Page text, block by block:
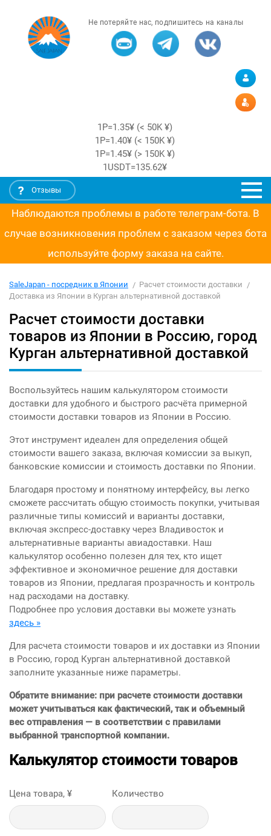
Не потеряйте нас, подпишитесь на каналы
1Р=1.35¥ (< 50K ¥)
1Р=1.40¥ (< 150K ¥)
1Р=1.45¥ (> 150K ¥)
1USDT=135.62¥
Отзывы
Наблюдаются проблемы в работе телеграм-бота. В
случае возникновения проблем с заказом через бота
используйте форму заказа на сайте.
SaleJapan - посредник в Японии
Расчет стоимости доставки
Доставка из Японии в Курган альтернативной доставкой
Расчет стоимости доставки
товаров из Японии в Россию, город
Курган альтернативной доставкой
Воспользуйтесь нашим калькулятором стоимости
доставки для удобного и быстрого расчёта примерной
стоимости доставки товаров из Японии в Россию.
Этот инструмент идеален для определения общей
стоимости вашего заказа, включая комиссии за выкуп,
банковские комиссии и стоимость доставки по Японии.
Благодаря простому и понятному интерфейсу, вы легко
сможете рассчитать общую стоимость покупки, учитывая
различные типы комиссий и варианты доставки,
включая экспресс-доставку через Владивосток и
альтернативные варианты авиадоставки. Наш
калькулятор особенно полезен для тех, кто ищет
эффективное и экономичное решение для доставки
товаров из Японии, предлагая прозрачность и контроль
над расходами на доставку.
Подробнее про условия доставки вы можете узнать
здесь »
Для расчета стоимости товаров и их доставки из Японии
в Россию, город Курган альтернативной доставкой
заполните указанные ниже параметры.
Обратите внимание: при расчете стоимости доставки
может учитываться как фактический, так и объемный
вес отправления — в соответствии с правилами
выбранной транспортной компании.
Калькулятор стоимости товаров
Цена товара, ¥ Количество